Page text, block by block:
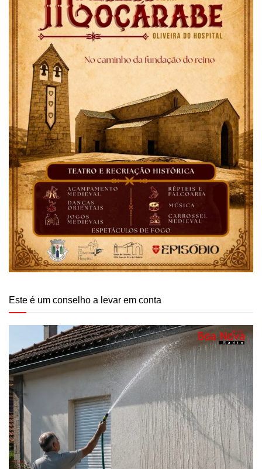
Este é um conselho a levar em conta